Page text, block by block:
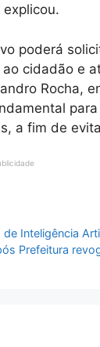
explicou.
poderá
cidadão e
Rocha,
a fim de
Inteligência
Prefeitura